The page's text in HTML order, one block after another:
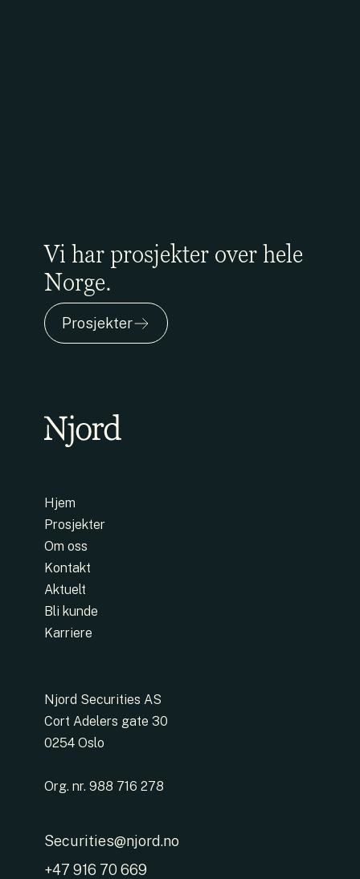
Vi har prosjekter over hele
Norge.
Prosjekter
Hjem
Prosjekter
Om oss
Kontakt
Aktuelt
Bli kunde
Karriere
Njord Securities AS
Cort Adelers gate 30
0254 Oslo
Org. nr. 988 716 278
Securities@njord.no
+47 916 70 669